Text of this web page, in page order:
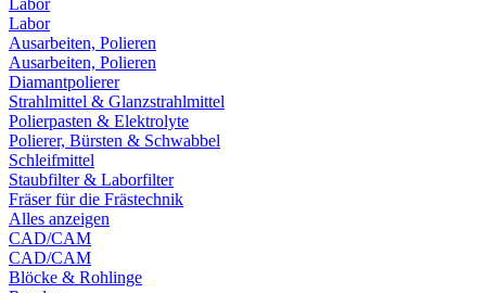
Labor
Labor
Ausarbeiten, Polieren
Ausarbeiten, Polieren
Diamantpolierer
Strahlmittel & Glanzstrahlmittel
Polierpasten & Elektrolyte
Polierer, Bürsten & Schwabbel
Schleifmittel
Staubfilter & Laborfilter
Fräser für die Frästechnik
Alles anzeigen
CAD/CAM
CAD/CAM
Blöcke & Rohlinge